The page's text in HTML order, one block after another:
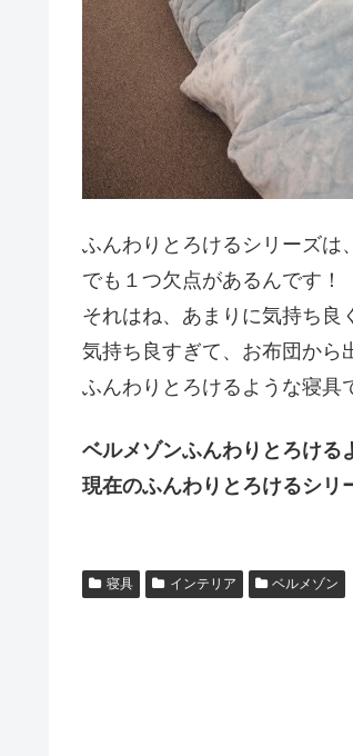
ふんわりとろけるシリーズは
でも１つ欠点があるんです！
それはね、あまりに気持ち良
気持ち良すぎて、お布団から
ふんわりとろけるような寝具
ベルメゾンふんわりとろける
現在のふんわりとろけるシリ
寝具 インテリア ベルメゾン